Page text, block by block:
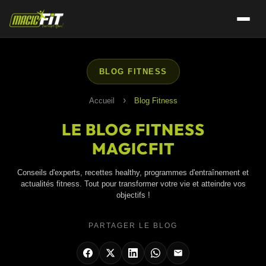
BLOG FITNESS
Accueil › Blog Fitness
LE BLOG FITNESS
MAGICFIT
Conseils d'experts, recettes healthy, programmes d'entraînement et
actualités fitness. Tout pour transformer votre vie et atteindre vos
objectifs !
PARTAGER LE BLOG